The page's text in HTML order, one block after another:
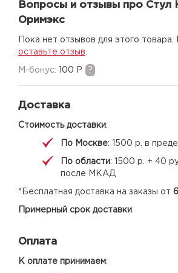
Вопросы и отзывы про Стул
Оримэкс
Пока нет отзывов для этого товара.
оставьте отзыв
M-бонус: 100 Р ?
Доставка
Стоимость доставки:
По Москве: 1500 р. в
По области: 1500 р. + 40
после МКАД
*Бесплатная доставка на заказы от
Примерный срок доставки:
Оплата
К оплате принимаем: